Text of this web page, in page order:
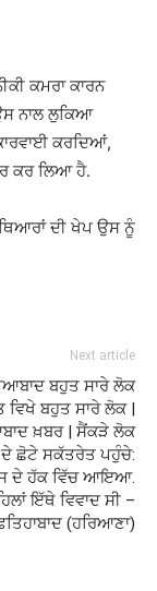
ਕਮਰਾ ਕਾਰਨ
ਨਾਲ ਲੁਕਿਆ
ਕਰਦਿਆਂ,
ਕਰ ਲਿਆ ਹੈ.
ਦੀ ਖੇਪ ਉਸ ਨੂੰ
Next article
ਬਹੁਤ ਸਾਰੇ ਲੋਕ
ਵਿਖੇ ਬਹੁਤ ਸਾਰੇ ਲੋਕ |
ਖ਼ਬਰ | ਸੈਂਕੜੇ ਲੋਕ
ਦੇ ਛੋਟੇ ਸਕੱਤਰੇਤ ਪਹੁੰਚੇ:
ਦੇ ਹੱਕ ਵਿੱਚ ਆਇਆ.
ਇੱਥੇ ਵਿਵਾਦ ਸੀ –
(ਹਰਿਆਣਾ)